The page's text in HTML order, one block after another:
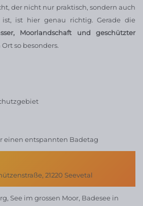
der nicht nur praktisch, sondern auch
ist, ist hier genau richtig. Gerade die
Moorlandschaft und geschützter
so besonders.
einen entspannten Badetag
21220 Seevetal